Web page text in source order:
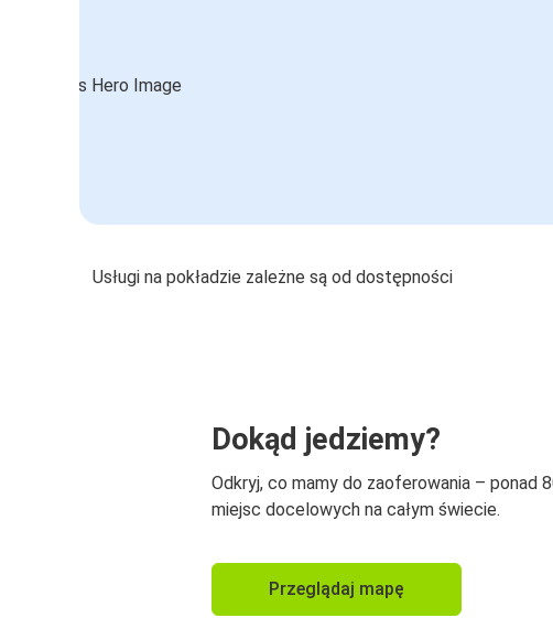
Usługi na pokładzie zależne są od dostępności
Dokąd jedziemy?
Odkryj, co mamy do zaoferowania – ponad
miejsc docelowych na całym świecie.
Przeglądaj mapę